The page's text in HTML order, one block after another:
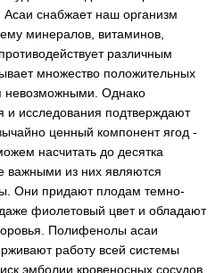
Асаи снабжает наш организм
минералов, витаминов,
различным
множество положительных
невозможными. Однако
и исследования подтверждают
ценный компонент ягод -
насчитать до десятка
важными из них являются
Они придают плодам темно-
фиолетовый цвет и обладают
Полифенолы асаи
работу всей системы
эмболии кровеносных сосудов.